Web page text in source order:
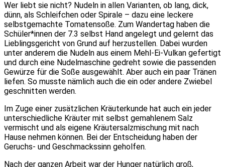
Wer liebt sie nicht? Nudeln in allen Varianten, ob lang, dick,
dünn, als Schleifchen oder Spirale – dazu eine leckere
selbstgemachte Tomatensoße. Zum Wandertag haben die
Schüler*innen der 7.3 selbst Hand angelegt und gelernt das
Lieblingsgericht von Grund auf herzustellen. Dabei wurden
unter anderem die Nudeln aus einem Mehl-Ei-Vulkan gefertigt
und durch eine Nudelmaschine gedreht sowie die passenden
Gewürze für die Soße ausgewählt. Aber auch ein paar Tränen
liefen. So musste nämlich auch die ein oder andere Zwiebel
geschnitten werden.
Im Zuge einer zusätzlichen Kräuterkunde hat auch ein jeder
unterschiedliche Kräuter mit selbst gemahlenem Salz
vermischt und als eigene Kräutersalzmischung mit nach
Hause nehmen können. Bei der Entscheidung haben der
Geruchs- und Geschmackssinn geholfen.
Nach der ganzen Arbeit war der Hunger natürlich groß,